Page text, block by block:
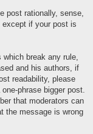
post rationally, sense,
except if your post is
break any rule,
and his authors, if
readability, please
phrase bigger post.
that moderators can
the message is wrong